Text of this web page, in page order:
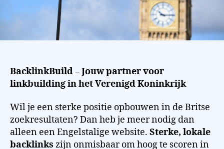
BacklinkBuild – Jouw partner voor
linkbuilding in het Verenigd Koninkrijk
Wil je een sterke positie opbouwen in de Britse
zoekresultaten? Dan heb je meer nodig dan
alleen een Engelstalige website. Sterke, lokale
backlinks zijn onmisbaar om hoog te scoren in